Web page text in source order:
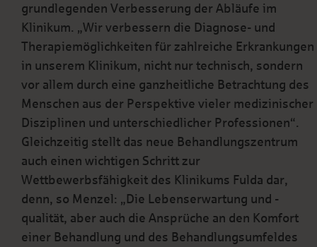
grundlegenden Verbesserung der Abläufe im
Klinikum. „Wir verbessern die Diagnose- und
Therapiemöglichkeiten für zahlreiche Erkrankungen
in unserem Klinikum, nicht nur technisch, sondern
vor allem durch eine ganzheitliche Betrachtung des
Menschen aus der Perspektive vieler medizinischer
Disziplinen und unterschiedlicher Professionen“.
Gleichzeitig stellt das neue Behandlungszentrum
auch einen wichtigen Schritt zur
Wettbewerbsfähigkeit des Klinikums Fulda dar,
denn, so Menzel: „Die Lebenserwartung und -
qualität, aber auch die Ansprüche an den Komfort
einer Behandlung und des Behandlungsumfeldes